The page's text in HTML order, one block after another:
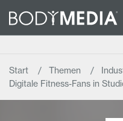
Start Themen
Digitale Fitness-Fans in